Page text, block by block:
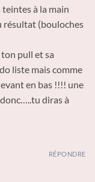
teintes à la main
résultat (bouloches
ton pull et sa
liste mais comme
en bas !!!! une
diras à
RÉPONDRE